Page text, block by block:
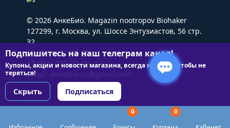
0
0
© 2026 АнкеБио. Magazin nootropov Biohaker
127299, г. Москва, ул. Шоссе Энтузиастов, 56 стр.
32
+7 (495) 227-22-05
+7 (985) 227-22-05
Email: ankebiorus@gmail.com
Подпишитесь на наш телеграм канал!
Купоны, акции и новости магазина, всегда на связи чтобы не
теряться!
Скрыть Подписаться